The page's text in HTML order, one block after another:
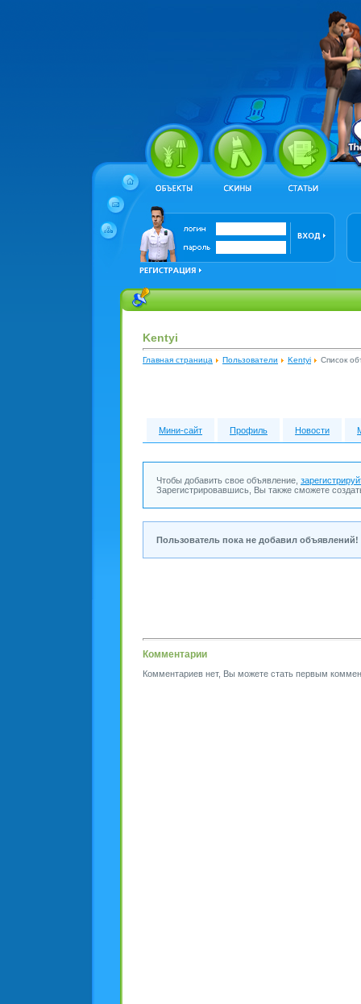
Kentyi
Главная страница Пользователи Kentyi Список
Мини-сайт Профиль Новости
Чтобы добавить свое объявление,
Зарегистрировавшись, Вы также сможете
Пользователь пока не добавил объявлений!
Комментарии
Комментариев нет, Вы можете стать первым